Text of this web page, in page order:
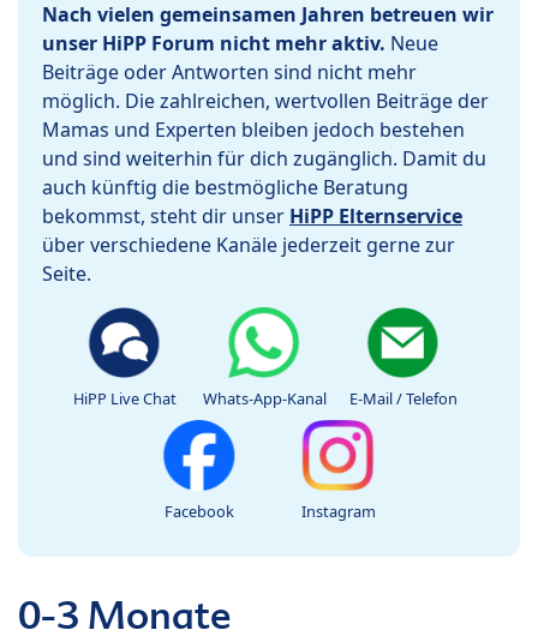
Nach vielen gemeinsamen Jahren betreuen wir
unser HiPP Forum nicht mehr aktiv. Neue
Beiträge oder Antworten sind nicht mehr
möglich. Die zahlreichen, wertvollen Beiträge der
Mamas und Experten bleiben jedoch bestehen
und sind weiterhin für dich zugänglich. Damit du
auch künftig die bestmögliche Beratung
bekommst, steht dir unser HiPP Elternservice
über verschiedene Kanäle jederzeit gerne zur
Seite.
HiPP Live Chat Whats-App-Kanal E-Mail / Telefon
Facebook Instagram
0-3 Monate